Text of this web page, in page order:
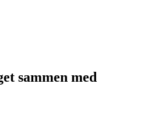
sammen med